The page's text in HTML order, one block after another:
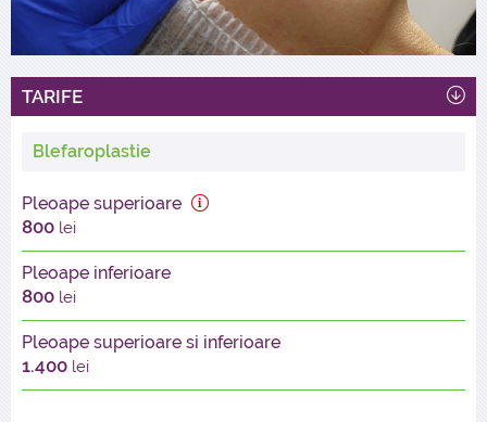
TARIFE
Blefaroplastie
Pleoape superioare
800 lei
Pleoape inferioare
800 lei
Pleoape superioare si inferioare
1.400 lei